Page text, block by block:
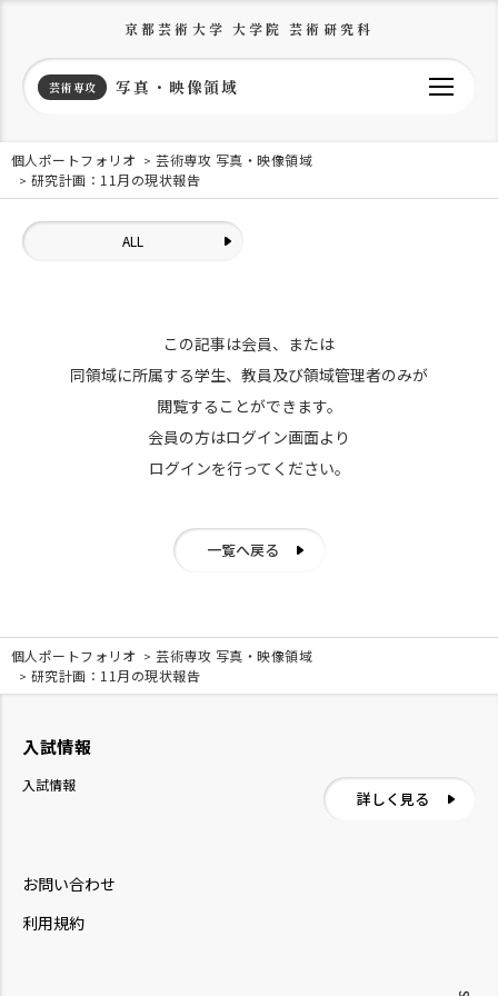
京都芸術大学 大学院 芸術研究科
芸術専攻 写真・映像領域
個人ポートフォリオ
芸術専攻 写真・映像領域
研究計画：11月の現状報告
ALL
この記事は会員、または
同領域に所属する学生、教員及び領域管理者のみが
閲覧することができます。
会員の方はログイン画面より
ログインを行ってください。
一覧へ戻る
個人ポートフォリオ
芸術専攻 写真・映像領域
研究計画：11月の現状報告
お問い合わせ
利用規約
入試情報
入試情報
詳しく見る